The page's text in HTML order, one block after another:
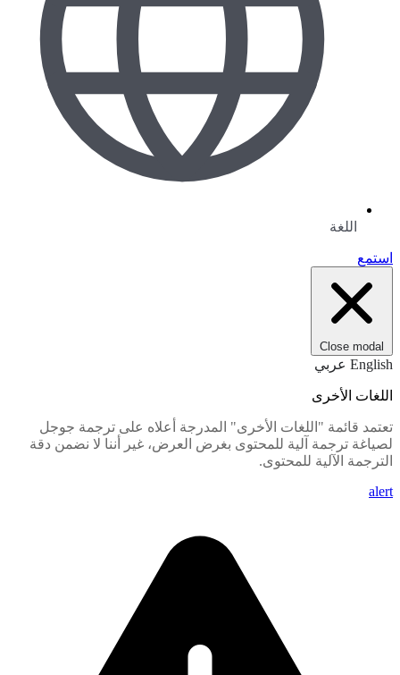
اللغة
استمع
Close modal
English عربي
اللغات الأخرى
تعتمد قائمة "اللغات الأخرى" المدرجة أعلاه على ترجمة جوجل
لصياغة ترجمة آلية للمحتوى بغرض العرض، غير أننا لا نضمن دقة
الترجمة الآلية للمحتوى.
alert